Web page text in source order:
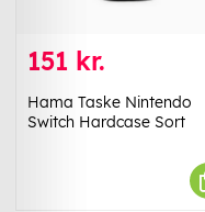
151 kr.
Hama Taske Nintendo
Switch Hardcase Sort